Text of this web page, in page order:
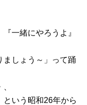
一緒にやろうよ』
ましょう～」って踊
いう昭和26年から